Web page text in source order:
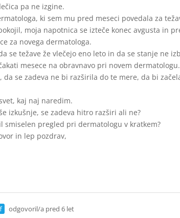
pa ne izgine.
ki sem mu pred meseci povedala za
moja napotnica se izteče konec avgusta in
za novega dermatologa.
se težave že vlečejo eno leto in da se stanje ne
mesece na obravnavo pri novem dermatologu.
da se zadeva ne bi razširila do te mere, da bi
kaj naj naredim.
izkušnje, se zadeva hitro razširi ali ne?
smiselen pregled pri dermatologu v kratkem?
in lep pozdrav,
odgovoril/a pred 6 let